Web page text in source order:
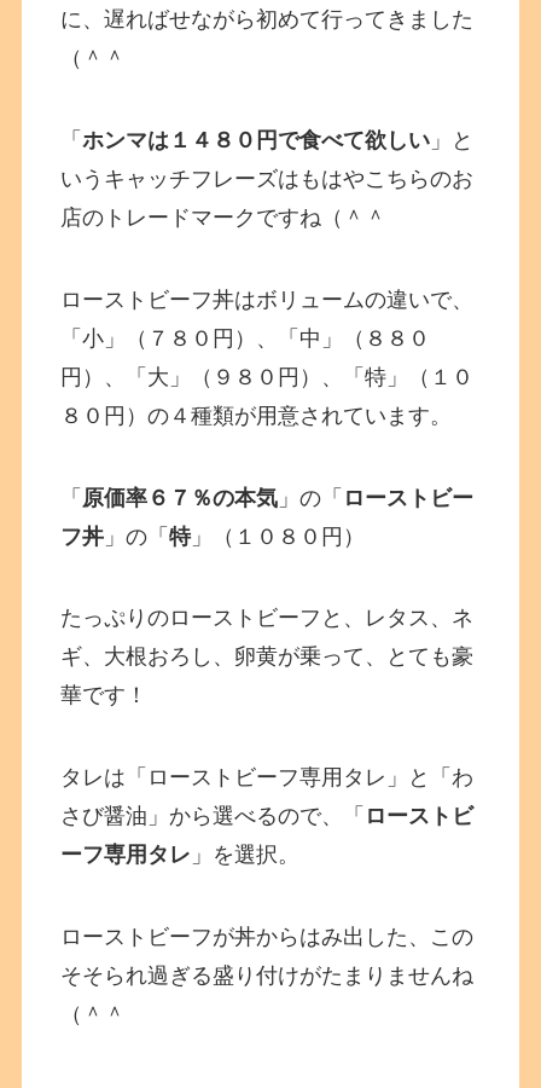
に、遅ればせながら初めて行ってきました
（＾＾
「ホンマは１４８０円で食べて欲しい 」と
いうキャッチフレーズはもはやこちらのお
店のトレードマークですね（＾＾
ローストビーフ丼はボリュームの違いで、
「小」（７８０円）、「中」（８８０
円）、「大」（９８０円）、「特」（１０
８０円）の４種類が用意されています。
「 原価率６７％の本気 」の「 ローストビー
フ丼 」の「特」（１０８０円）
たっぷりのローストビーフと、レタス、ネ
ギ、大根おろし、卵黄が乗って、とても豪
華です！
タレは「ローストビーフ専用タレ」と「わ
さび醤油」から選べるので、「 ローストビ
ーフ専用タレ 」を選択。
ローストビーフが丼からはみ出した、この
そそられ過ぎる盛り付けがたまりませんね
（＾＾